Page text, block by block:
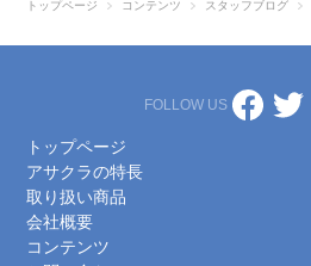
トップページ コンテンツ スタッフブログ
FOLLOW US
トップページ
アサクラの特長
取り扱い商品
会社概要
コンテンツ